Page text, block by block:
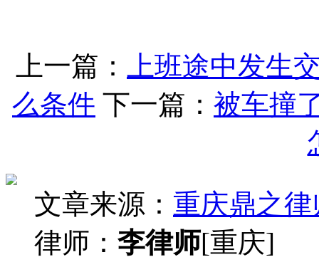
上一篇：
上班途中发生
么条件 下一篇： 被车撞
文章来源： 重庆鼎之
律师： 李律师[重庆]